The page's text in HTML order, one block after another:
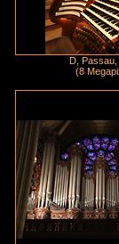
D, Passau,
(8